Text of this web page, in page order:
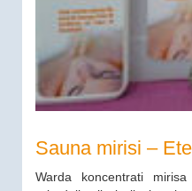
Sauna mirisi –
Warda koncentrati